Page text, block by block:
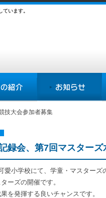
います。
お知らせ
技大会参加者募集
録会、第7回マスター
愛小学校にて、学童・マスターズ
ーズの開催です。
を発揮する良いチャンスです。